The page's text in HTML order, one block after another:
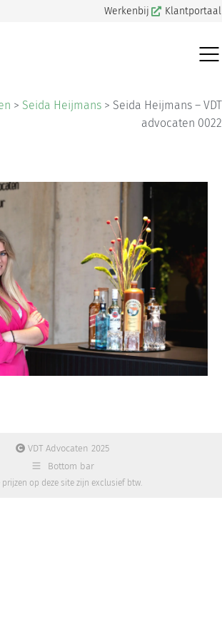
Werkenbij Klantportaal
> Seida Heijmans > Seida Heijmans – VDT
advocaten 0022
VDT Advocaten 2025
Bottom bar
prijzen op deze site zijn exclusief btw.